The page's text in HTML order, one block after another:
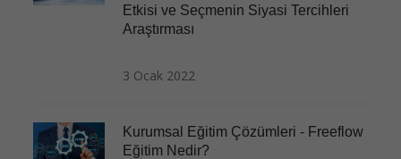
Etkisi ve Seçmenin Siyasi Tercihleri
Araştırması
3 Ocak 2022
Kurumsal Eğitim Çözümleri - Freeflow
Eğitim Nedir?